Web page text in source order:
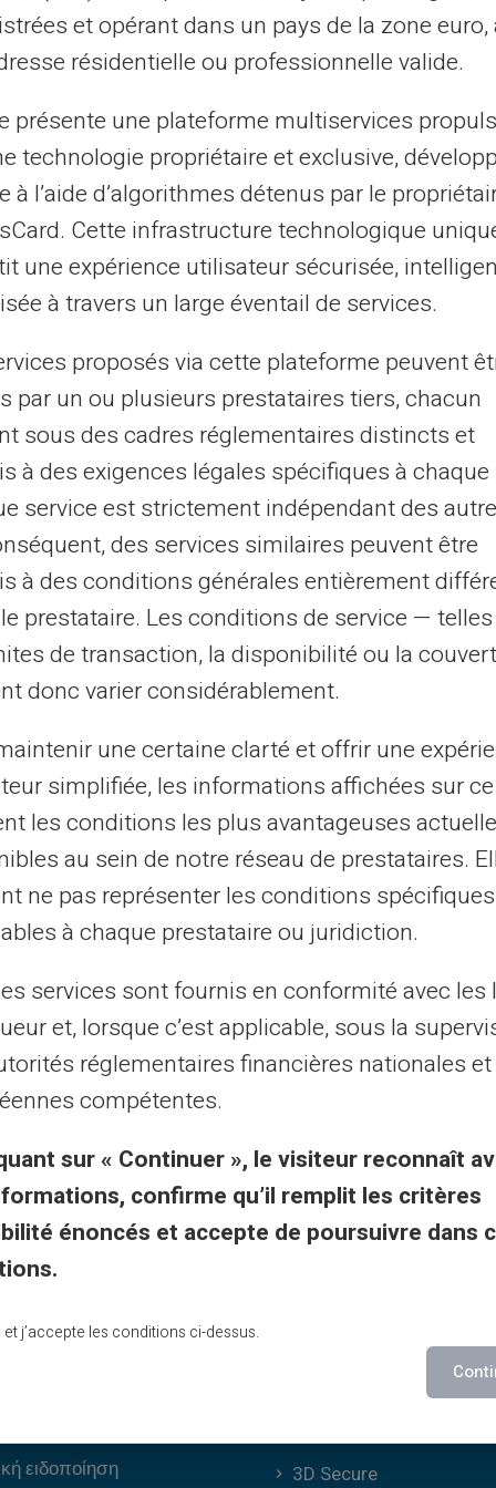
Veritas Accounts)
Δωρεάν Παράδοση Κάρτας
MyReserve (μόνο κατόπιν αιτήματος)
Πρόσθετη φυσική κάρτα 29.90€
Μέγιστο φορτίο/έτος 67000€*
Μέγ. ανά ΑΤΜ ανάληψης 500€*
Μέγιστο υπόλοιπο 16,800€*
Παραγγείλετε τώρα
ή δείτε περισσότερες λεπτομέρειες
να διαφέρει ανάλογα με την ισχύουσα νομοθεσία, δείτε
& Υποστήριξη
ανθρώπους, όχι
Πελατών στα αγγλικά στην υπηρεσία σας με
24/24,
από Δευτέρα έως Σάββατο από 9h έως
Επικοινωνήστε μαζί μας
πληροφορίες &
ειδοποίηση
3D Secure
et opérant dans un pays de la zone euro,
résidentielle ou professionnelle valide.
présente une plateforme multiservices
technologie propriétaire et exclusive,
à l’aide d’algorithmes détenus par le
Cette infrastructure technologique
une expérience utilisateur sécurisée,
à travers un large éventail de services.
proposés via cette plateforme peuvent
par un ou plusieurs prestataires tiers, chacun
sous des cadres réglementaires distincts et
à des exigences légales spécifiques à chaque
service est strictement indépendant des
des services similaires peuvent être
à des conditions générales entièrement
prestataire. Les conditions de service —
de transaction, la disponibilité ou la
donc varier considérablement.
une certaine clarté et offrir une
simplifiée, les informations affichées sur
les conditions les plus avantageuses
au sein de notre réseau de prestataires.
ne pas représenter les conditions spécifiques
à chaque prestataire ou juridiction.
services sont fournis en conformité avec les
et, lorsque c’est applicable, sous la
réglementaires financières nationales et
compétentes.
sur « Continuer », le visiteur reconnaît
confirme qu’il remplit les critères
énoncés et accepte de poursuivre dans
et j’accepte les conditions ci-dessus.